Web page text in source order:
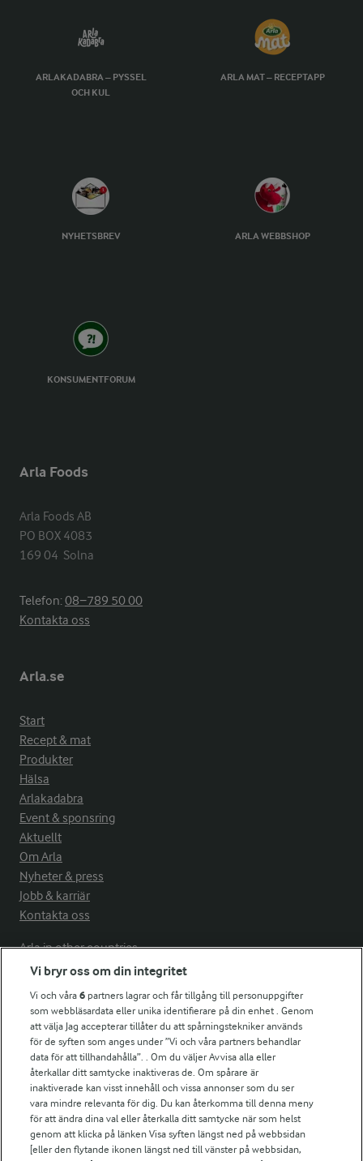
ARLAKADABRA – PYSSEL
OCH KUL
ARLA MAT – RECEPTAPP
NYHETSBREV ARLA WEBBSHOP
KONSUMENTFORUM
Arla Foods
Arla Foods AB
PO BOX 4083
169 04  Solna
Telefon:08−789 50 00
Kontakta oss
Arla.se
Start
Recept & mat
Produkter
Hälsa
Arlakadabra
Event & sponsring
Aktuellt
Om Arla
Nyheter & press
Jobb & karriär
Kontakta oss
Arla in other countries
Fler Arlasajter
För ägare
Arlas kundportal
Arla.com
Falbygdens Ost
Arla webbshop
Bildbank
Vi bryr oss om din integritet
Vi och våra6 partners lagrar och får tillgång till personuppgifter
som webbläsardata eller unika identifierare på din enhet . Genom
att välja Jag accepterar tillåter du att spårningstekniker används
för de syften som anges under ”Vi och våra partners behandlar
data för att tillhandahålla”. . Om du väljer Avvisa alla eller
återkallar ditt samtycke inaktiveras de. Om spårare är
inaktiverade kan visst innehåll och vissa annonser som du ser
vara mindre relevanta för dig. Du kan återkomma till denna meny
för att ändra dina val eller återkalla ditt samtycke när som helst
genom att klicka på länken Visa syften längst ned på webbsidan
[eller den flytande ikonen längst ned till vänster på webbsidan,